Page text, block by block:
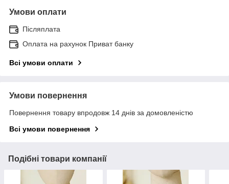
Умови оплати
Післяплата
Оплата на рахунок Приват банку
Всі умови оплати
Умови повернення
Повернення товару впродовж 14 днів за домовленістю
Всі умови повернення
Подібні товари компанії